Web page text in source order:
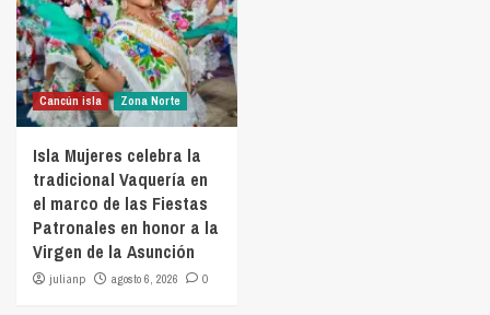
Cancún isla Zona Norte
Isla Mujeres celebra la
tradicional Vaquería en
el marco de las Fiestas
Patronales en honor a la
Virgen de la Asunción
julianp agosto 6, 2026 0